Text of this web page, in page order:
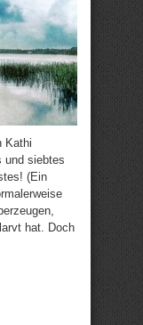
Kathi
und siebtes
(Ein
hat. Doch